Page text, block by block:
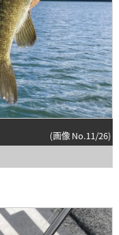
(画像 No.11/26)